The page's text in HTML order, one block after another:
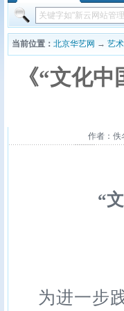
|
当前位置： 北京华艺网 → 艺
《“文化
作者：
“
为进一步